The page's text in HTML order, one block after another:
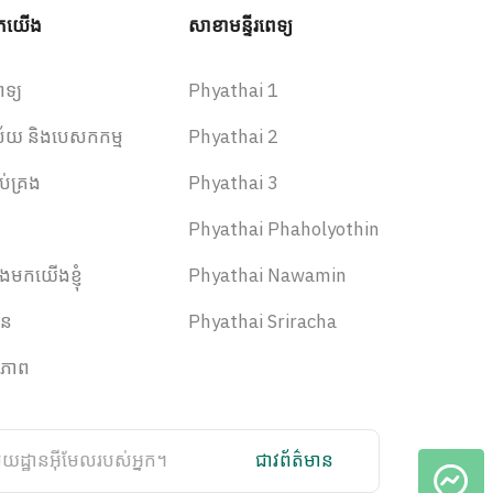
ើង
យ
យ និងបេសកកម្ម
គ្រង
មកយើងខ្ញុំ
ាព
សាខាមន្ទីរពេទ្យ
Phyathai 1
Phyathai 2
Phyathai 3
Phyathai Phaholyothin
Phyathai Nawamin
Phyathai Sriracha
ជាវព័ត៌មាន